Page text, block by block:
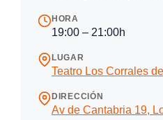
HORA
19:00 – 21:00h
LUGAR
Teatro Los Corrales
DIRECCIÓN
Av de Cantabria 19,